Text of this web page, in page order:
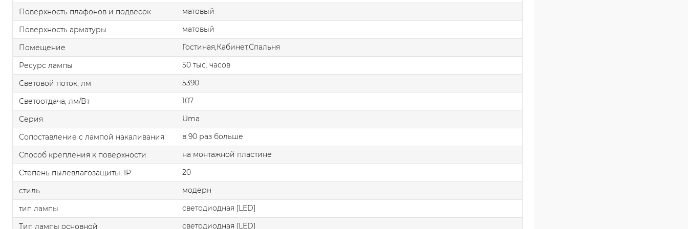
Поверхность плафонов и подвесок
матовый
Поверхность арматуры
матовый
Помещение
Гостиная,Кабинет,Спальня
Ресурс лампы
50 тыс. часов
Световой поток, лм
5390
Светоотдача, лм/Вт
107
Серия
Uma
Сопоставление с лампой накаливания
в 90 раз больше
Способ крепления к поверхности
на монтажной пластине
Степень пылевлагозащиты, IP
20
стиль
модерн
тип лампы
светодиодная [LED]
Тип лампы основной
светодиодная [LED]